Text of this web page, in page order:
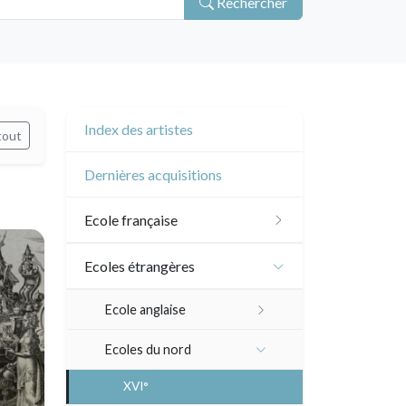
Index des artistes
Dernières acquisitions
Ecole française
XVI - XVII°
XVIII°
Couleurs
Néoclassique et
Ecoles étrangères
Ecole anglaise
XVII - XVIII°
XIX°
Ecoles du nord
XVI°